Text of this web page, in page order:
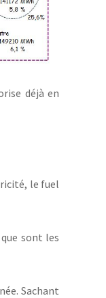
déjà en
le fuel
sont les
Sachant